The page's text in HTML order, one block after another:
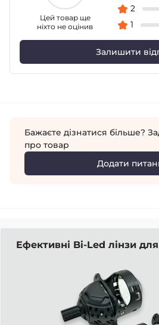
Цей товар ще
ніхто не оцінив
2
1
Залишити
Бажаєте дізнатися більше?
про товар
Додати
Ефективні Bi-Led лінзи